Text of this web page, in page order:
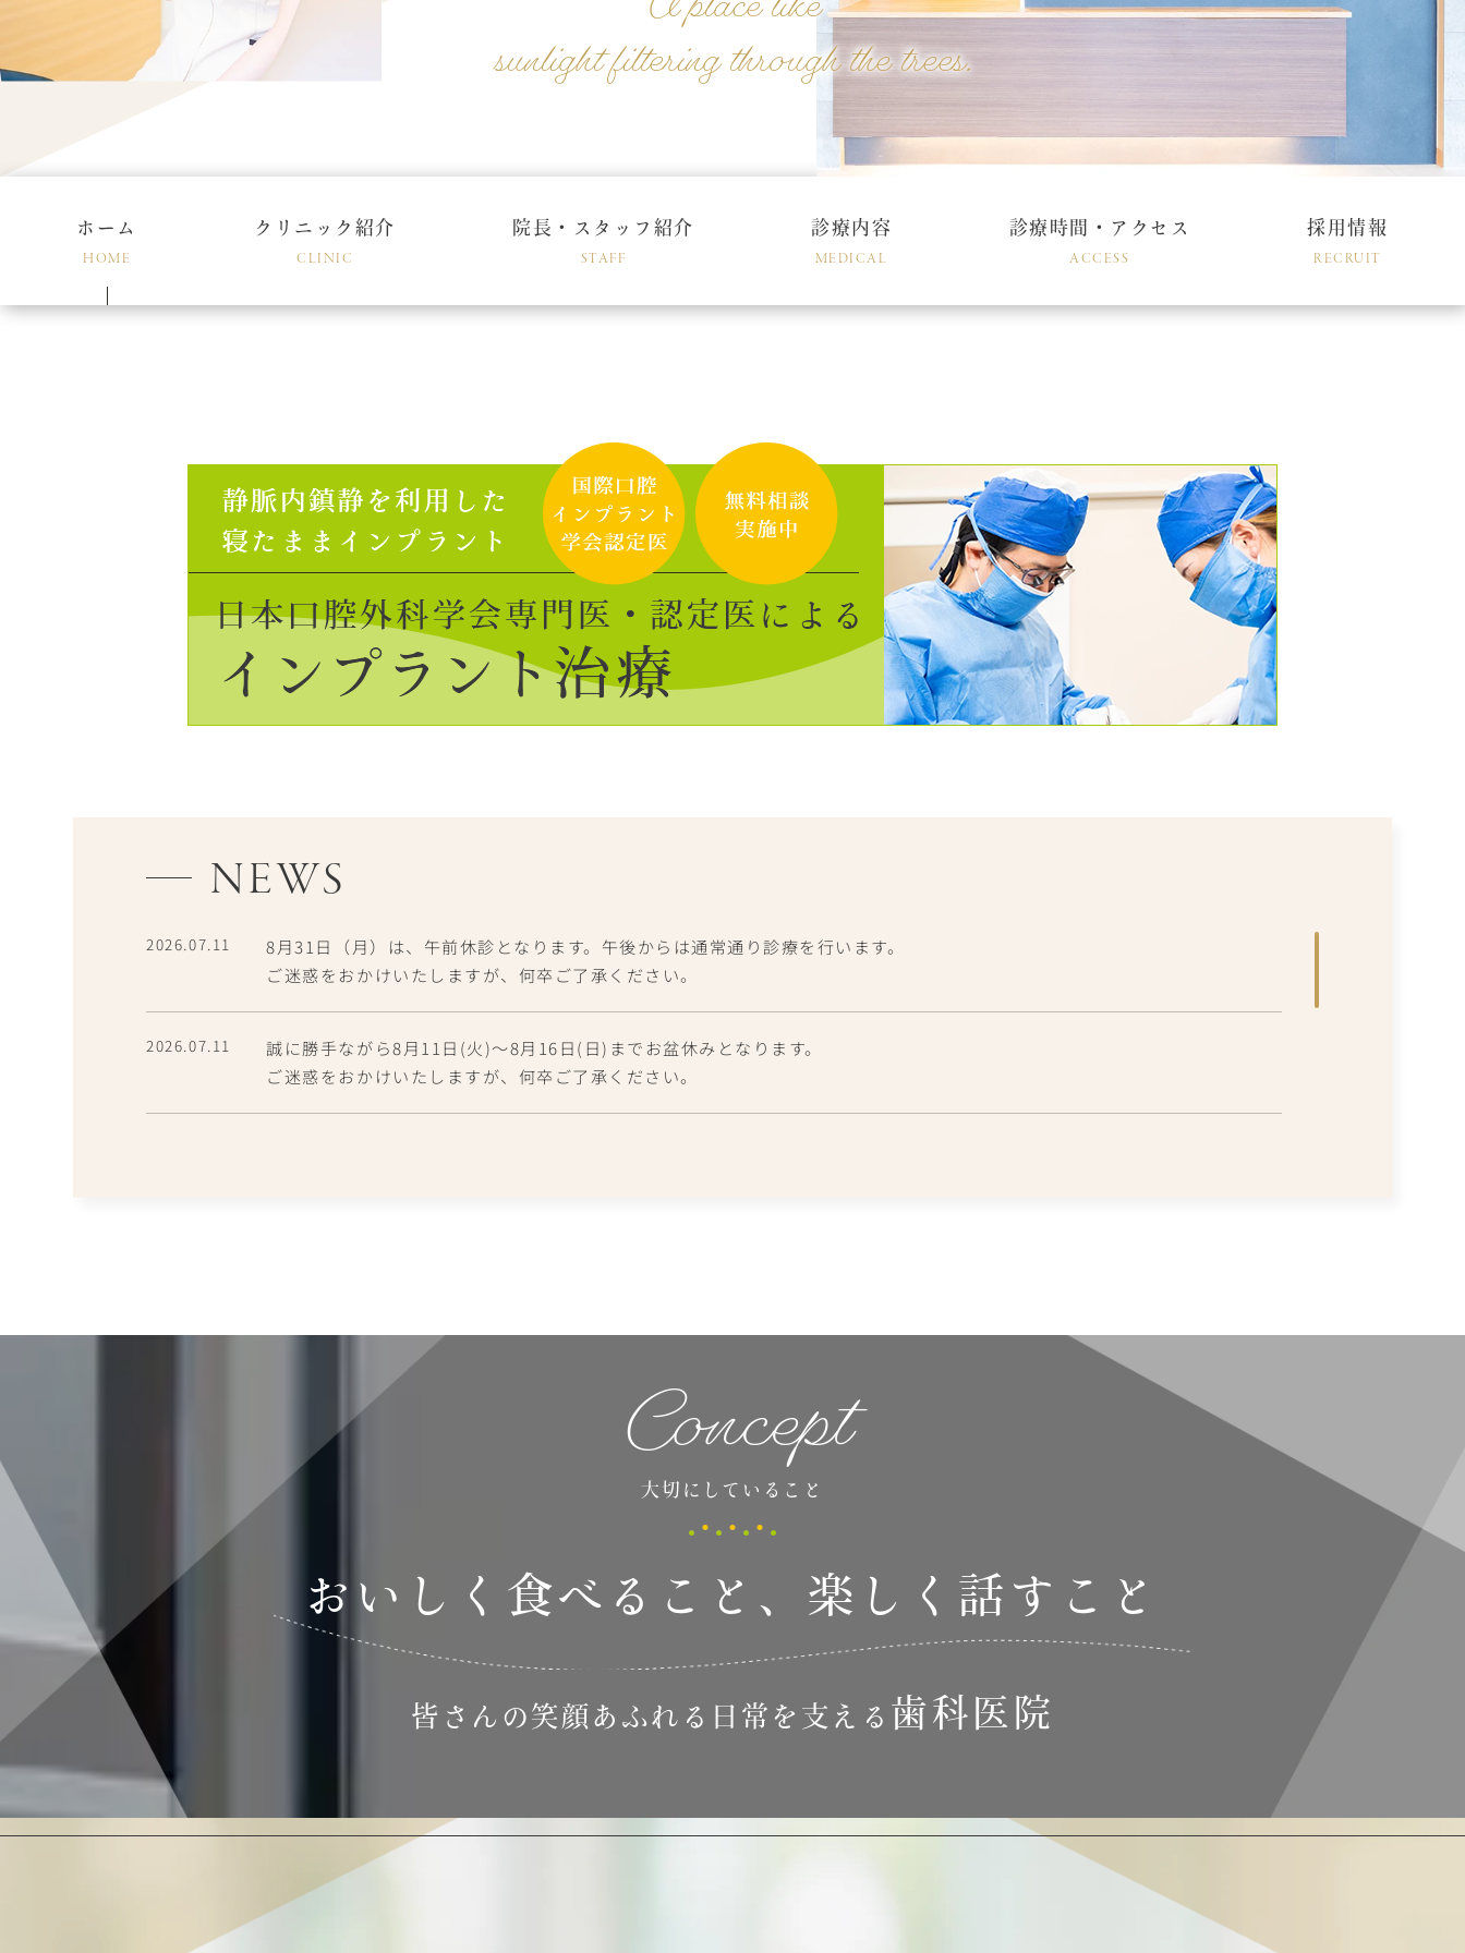
sunlight filteringthrough the trees.
ホーム
HOME
クリニック紹介
CLINIC
院長・スタッフ紹介
STAFF
診療内容
MEDICAL
診療時間・アクセス
ACCESS
採用情報
RECRUIT
NEWS
2026.07.11
8月31日（月）は、午前休診となります。午後からは通常通り診療を行います。
ご迷惑をおかけいたしますが、何卒ご了承ください。
2026.07.11
誠に勝手ながら8月11日(火)～8月16日(日)までお盆休みとなります。
ご迷惑をおかけいたしますが、何卒ご了承ください。
5月19日（火）は、16時以降から休診といたします。
ご迷惑をおかけいたしますが、何卒ご了承ください。
Concept
大切にしていること
おいしく食べること、 楽しく話すこと
皆さんの笑顔あふれる 日常を支える 歯科医院